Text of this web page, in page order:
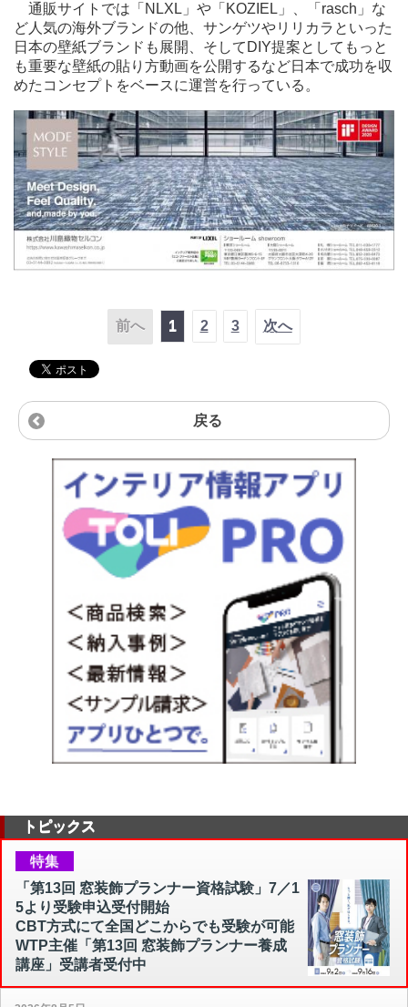
通販サイトでは「NLXL」や「KOZIEL」、「rasch」な
ど人気の海外ブランドの他、サンゲツやリリカラといった
日本の壁紙ブランドも展開、そしてDIY提案としてもっと
も重要な壁紙の貼り方動画を公開するなど日本で成功を収
めたコンセプトをベースに運営を行っている。
前へ 1 2 3 次へ
戻る
トピックス
特集
「第13回 窓装飾プランナー資格試験」7／1
5より受験申込受付開始
CBT方式にて全国どこからでも受験が可能
WTP主催「第13回 窓装飾プランナー養成
講座」受講者受付中